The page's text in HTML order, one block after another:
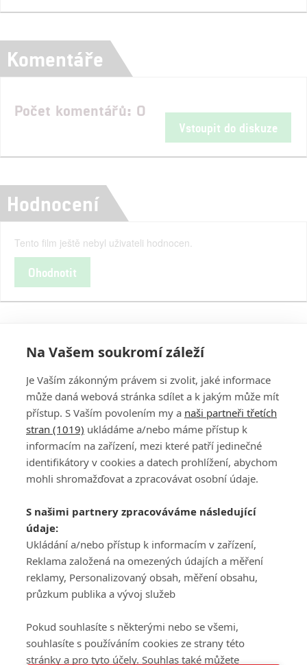
Komentáře
Počet komentářů: 0
Vstoupit do diskuze
Hodnocení
Tento film ještě nebyl uživateli hodnocen.
Ohodnotit
PŘIHLÁSIT
REGISTROVAT
DISKUZE
Šéfredaktorkou webu jePetr Slavík, e-mailserialy@fandimefilmu.cz
Máte-li zájem o inzerci na našem webu napište nám na e-mail
studio@koncal.com
Ochrana osobních údajů|Zásady používání cookies |Pravidla webu
Upravit nastavení soukromí
Na Vašem soukromí záleží
Je Vaším zákonným právem si zvolit, jaké informace
může daná webová stránka sdílet a k jakým může mít
přístup. S Vaším povolením my a naši partneři třetích
stran (1019) ukládáme a/nebo máme přístup k
informacím na zařízení, mezi které patří jedinečné
identifikátory v cookies a datech prohlížení, abychom
mohli shromažďovat a zpracovávat osobní údaje.
S našimi partnery zpracováváme následující
údaje:
Ukládání a/nebo přístup k informacím v zařízení,
Reklama založená na omezených údajích a měření
reklamy, Personalizovaný obsah, měření obsahu,
průzkum publika a vývoj služeb
Pokud souhlasíte s některými nebo se všemi,
souhlasíte s používáním cookies ze strany této
stránky a pro tyto účely. Souhlas také můžete